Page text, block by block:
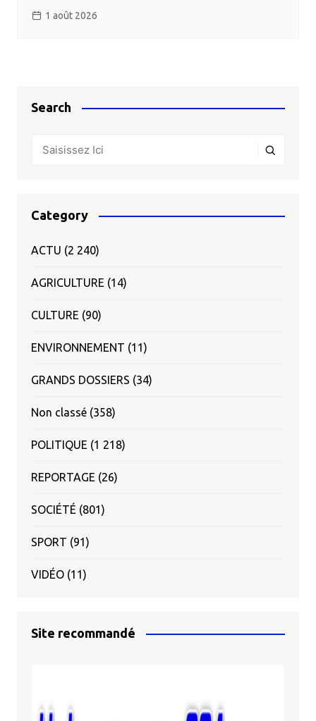
1 août 2026
Search
Category
ACTU (2 240)
AGRICULTURE (14)
CULTURE (90)
ENVIRONNEMENT (11)
GRANDS DOSSIERS (34)
Non classé(358)
POLITIQUE (1 218)
REPORTAGE (26)
SOCIÉTÉ (801)
SPORT (91)
VIDÉO(11)
Site recommandé